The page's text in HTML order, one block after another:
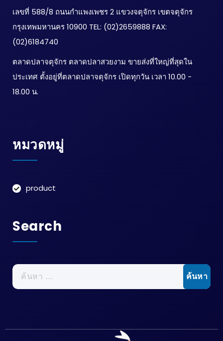
เลขที่ 588/8 ถนนกำแพงเพชร 2 แขวงจตุจักร เขตจตุจักร
กรุงเทพมหานคร 10900 TEL: (02)2659888 FAX:
(02)6184740
ตลาดปลาจตุจักร ตลาดปลาสวยงาม ขายส่งที่ใหญ่ที่สุดใน
ประเทศ ตั้งอยู่ที่ตลาดปลาจตุจักร เปิดทุกวัน เวลา 10.00 -
18.00 น.
หมวดหมู่
product
Search
ค้นหา
สำหรับ: